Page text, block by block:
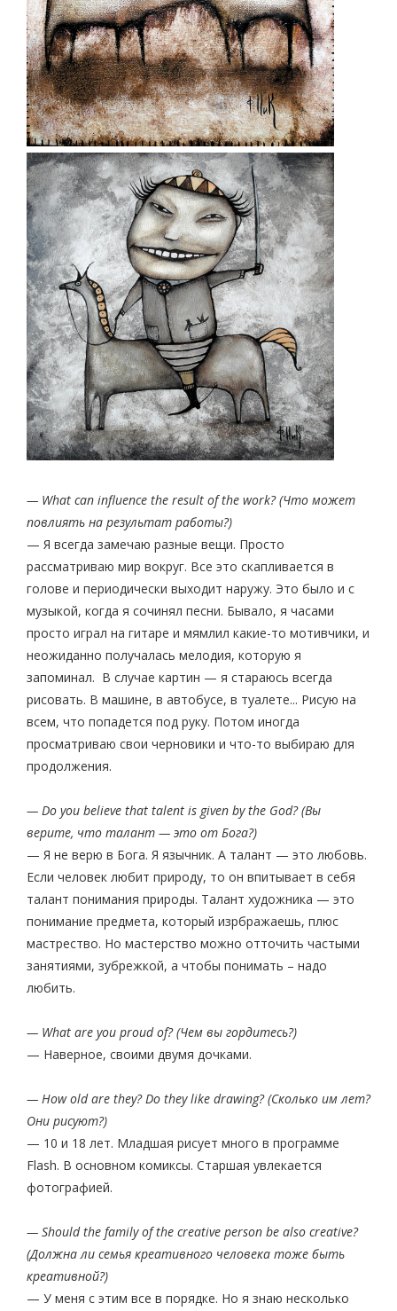
— What can influence the result of the work? (Что может
повлиять на результат работы?)
— Я всегда замечаю разные вещи. Просто
рассматриваю мир вокруг. Все это скапливается в
голове и периодически выходит наружу. Это было и с
музыкой, когда я сочинял песни. Бывало, я часами
просто играл на гитаре и мямлил какие-то мотивчики, и
неожиданно получалась мелодия, которую я
запоминал. В случае картин — я стараюсь всегда
рисовать. В машине, в автобусе, в туалете... Рисую на
всем, что попадется под руку. Потом иногда
просматриваю свои черновики и что-то выбираю для
продолжения.
— Do you believe that talent is given by the God? (Вы
верите, что талант — это от Бога?)
— Я не верю в Бога. Я язычник. А талант — это любовь.
Если человек любит природу, то он впитывает в себя
талант понимания природы. Талант художника — это
понимание предмета, который изрбражаешь, плюс
мастрество. Но мастерство можно отточить частыми
занятиями, зубрежкой, а чтобы понимать – надо
любить.
— What are you proud of? (Чем вы гордитесь?)
— Наверное, своими двумя дочками.
— How old are they? Do they like drawing? (Сколько им лет?
Они рисуют?)
— 10 и 18 лет. Младшая рисует много в программе
Flash. В основном комиксы. Старшая увлекается
фотографией.
— Should the family of the creative person be also creative?
(Должна ли семья креативного человека тоже быть
креативной?)
— У меня с этим все в порядке. Но я знаю несколько